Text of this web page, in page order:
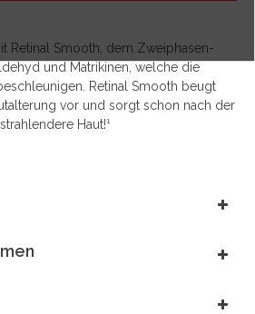
Retinal Smooth, dem Zweiphasen-
und Matrikinen, welche die
Retinal Smooth beugt
vor und sorgt schon nach der
Haut!¹